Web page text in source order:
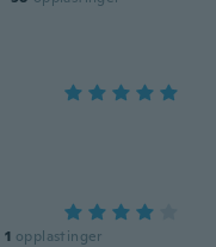
1 opplastinger